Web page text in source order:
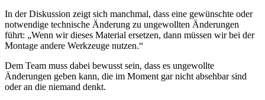
In der Diskussion zeigt sich manchmal, dass eine gewünschte oder
notwendige technische Änderung zu ungewollten Änderungen
führt: „Wenn wir dieses Material ersetzen, dann müssen wir bei der
Montage andere Werkzeuge nutzen.“
Dem Team muss dabei bewusst sein, dass es ungewollte
Änderungen geben kann, die im Moment gar nicht absehbar sind
oder an die niemand denkt.